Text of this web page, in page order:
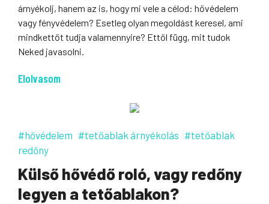
árnyékolj, hanem az is, hogy mi vele a célod: hővédelem
vagy fényvédelem? Esetleg olyan megoldást keresel, ami
mindkettőt tudja valamennyire? Ettől függ, mit tudok
Neked javasolni.
Elolvasom
#hővédelem #tetőablak árnyékolás #tetőablak
redőny
Külső hővédő roló, vagy redőny
legyen a tetőablakon?